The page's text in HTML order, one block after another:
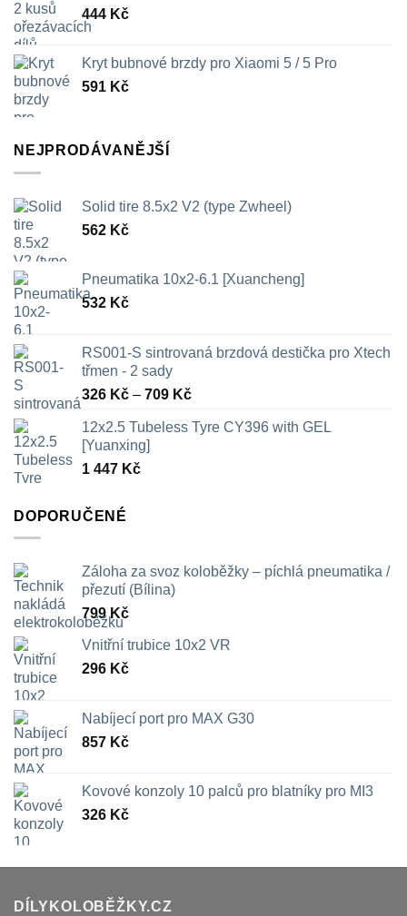
444 Kč
Kryt bubnové brzdy pro Xiaomi 5 / 5 Pro
591 Kč
NEJPRODÁVANĚJŠÍ
Solid tire 8.5x2 V2 (type Zwheel)
562 Kč
Pneumatika 10x2-6.1 [Xuancheng]
532 Kč
RS001-S sintrovaná brzdová destička pro Xtech
třmen - 2 sady
326 Kč – 709 KčRozpětí
326 Kč
12x2.5 Tubeless Tyre CY396 with GEL
[Yuanxing]
1 447 Kč
DOPORUČENÉ
Záloha za svoz koloběžky – píchlá pneumatika /
přezutí (Bílina)
799Kč
Vnitřní trubice 10x2 VR
296 Kč
Nabíjecí port pro MAX G30
857 Kč
Kovové konzoly 10 palců pro blatníky pro MI3
326 Kč
DÍLYKOLOBĚŽKY.CZ